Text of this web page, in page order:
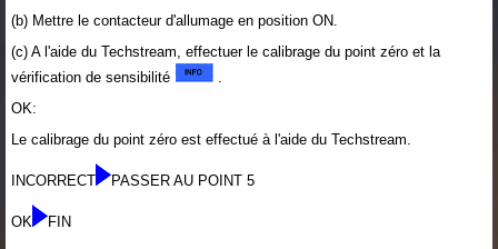
(b) Mettre le contacteur d'allumage en position ON.
(c) A l'aide du Techstream, effectuer le calibrage du point zéro et la
vérification de sensibilité
OK:
Le calibrage du point zéro est effectué à l'aide du Techstream.
INCORRECT PASSER AU POINT 5
OK FIN